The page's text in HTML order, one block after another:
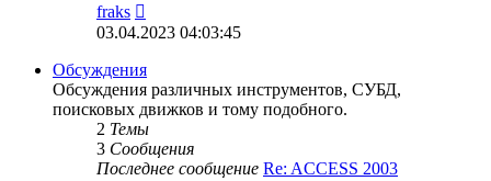
fraks
к
сообщению
03.04.2023 04:03:45
Обсуждения
Обсуждения различных инструментов, СУБД,
поисковых движков и тому подобного.
2 Темы
3 Сообщения
Последнее сообщение Re: ACCESS 2003